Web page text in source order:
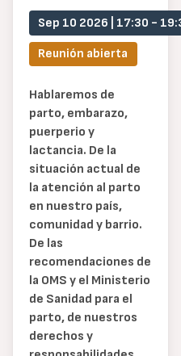
Sep 10 2026 | 17:30 -
Reunión abierta
Hablaremos de
parto, embarazo,
puerperio y
lactancia. De la
situación actual de
la atención al parto
en nuestro país,
comunidad y barrio.
De las
recomendaciones de
la OMS y el Ministerio
de Sanidad para el
parto, de nuestros
derechos y